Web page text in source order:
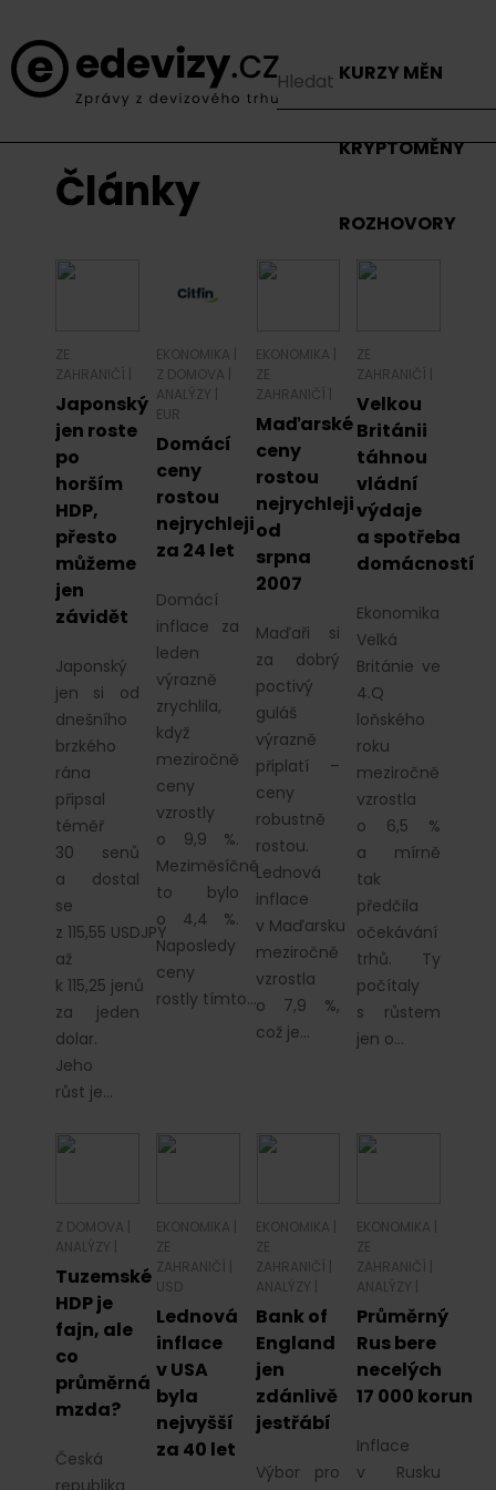
KURZY MĚN
KRYPTOMĚNY
ROZHOVORY
Články
ZE
ZAHRANIČÍ
Japonský
jen roste
po
horším
HDP,
přesto
můžeme
jen
závidět
Japonský
jen si od
dnešního
brzkého
rána
připsal
téměř
30 senů
a dostal
se
z 115,55 USDJPY
až
k 115,25 jenů
za jeden
dolar.
Jeho
růst je…
EKONOMIKA
Z DOMOVA
ANALÝZY
EUR
Domácí
ceny
rostou
nejrychleji
za 24 let
Domácí
inflace za
leden
výrazně
zrychlila,
když
meziročně
ceny
vzrostly
o 9,9 %.
Meziměsíčně
to bylo
o 4,4 %.
Naposledy
ceny
rostly tímto…
EKONOMIKA
ZE
ZAHRANIČÍ
Maďarské
ceny
rostou
nejrychleji
od
srpna
2007
Maďaři si
za dobrý
poctivý
guláš
výrazně
připlatí –
ceny
robustně
rostou.
Lednová
inflace
v Maďarsku
meziročně
vzrostla
o 7,9 %,
což je…
ZE
ZAHRANIČÍ
Velkou
Británii
táhnou
vládní
výdaje
a spotřeba
domácností
Ekonomika
Velká
Británie ve
4.Q
loňského
roku
meziročně
vzrostla
o 6,5 %
a mírně
tak
předčila
očekávání
trhů. Ty
počítaly
s růstem
jen o…
Z DOMOVA
ANALÝZY
Tuzemské
HDP je
fajn, ale
co
průměrná
mzda?
Česká
EKONOMIKA
ZE
ZAHRANIČÍ
USD
Lednová
inflace
v USA
byla
nejvyšší
za 40 let
EKONOMIKA
ZE
ZAHRANIČÍ
ANALÝZY
Bank of
England
jen
zdánlivě
jestřábí
Výbor pro
EKONOMIKA
ZE
ZAHRANIČÍ
ANALÝZY
Průměrný
Rus bere
necelých
17 000 korun
Inflace
v Rusku